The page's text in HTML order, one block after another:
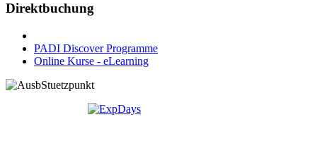
Direktbuchung
PADI Discover Programme
Online Kurse - eLearning